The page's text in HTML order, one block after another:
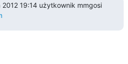
W dniu 14 września 2012 19:14 użytkownik mmgosi